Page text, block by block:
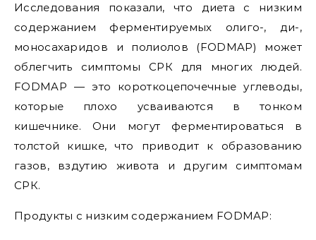
Исследования показали, что диета с низким
содержанием ферментируемых олиго-, ди-,
моносахаридов и полиолов (FODMAP) может
облегчить симптомы СРК для многих людей.
FODMAP — это короткоцепочечные углеводы,
которые плохо усваиваются в тонком
кишечнике. Они могут ферментироваться в
толстой кишке, что приводит к образованию
газов, вздутию живота и другим симптомам
СРК.
Продукты с низким содержанием FODMAP: